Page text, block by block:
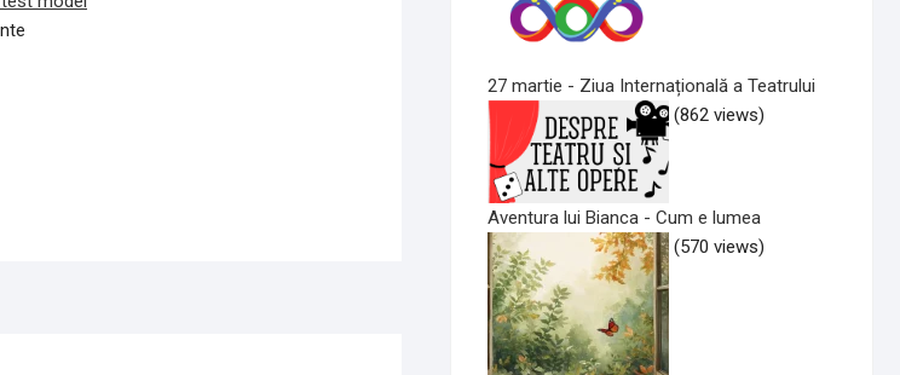
27 martie - Ziua Internațională a Teatrului
(862 views)
Aventura lui Bianca - Cum e lumea
(570 views)